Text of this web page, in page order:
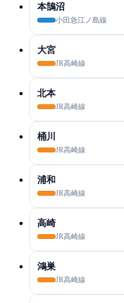
本鵠沼
小田急江ノ島線
大宮
JR高崎線
北本
JR高崎線
桶川
JR高崎線
浦和
JR高崎線
高崎
JR高崎線
鴻巣
JR高崎線